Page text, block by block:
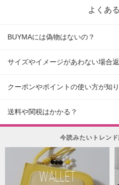
よくあ
BUYMAには偽物はないの？
サイズやイメージがあわない場合
クーポンやポイントの使い方が知
送料や関税はかかる？
今読みたいトレン
WALLET